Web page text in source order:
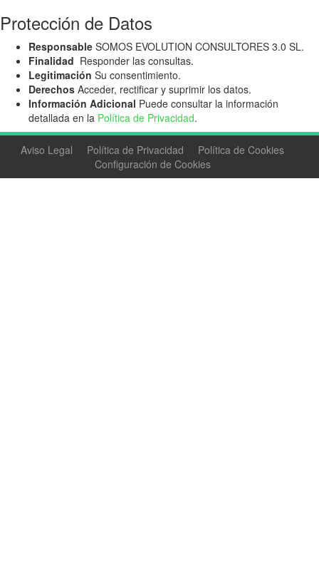
Protección de Datos
Responsable SOMOS EVOLUTION CONSULTORES 3.0 SL.
Finalidad Responder las consultas.
Legitimación Su consentimiento.
Derechos Acceder, rectificar y suprimir los datos.
Información Adicional Puede consultar la información
detallada en la Política de Privacidad.
Aviso Legal Política de Privacidad
Política de Cookies
Configuración de Cookies